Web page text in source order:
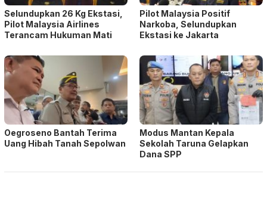
Selundupkan 26 Kg Ekstasi,
Pilot Malaysia Airlines
Terancam Hukuman Mati
Pilot Malaysia Positif
Narkoba, Selundupkan
Ekstasi ke Jakarta
Oegroseno Bantah Terima
Uang Hibah Tanah Sepolwan
Modus Mantan Kepala
Sekolah Taruna Gelapkan
Dana SPP